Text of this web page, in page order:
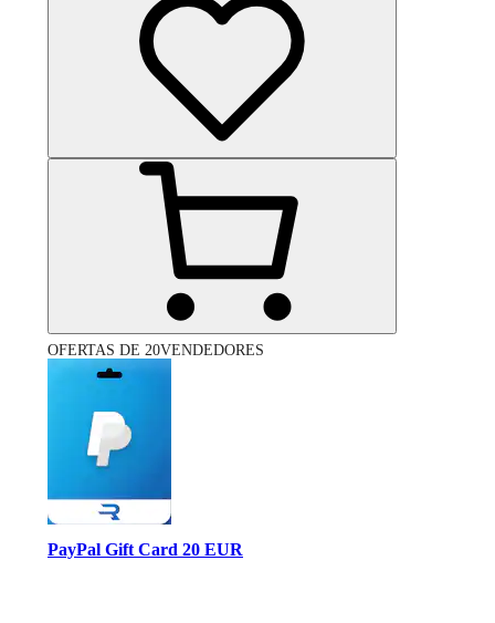
OFERTAS DE 20VENDEDORES
PayPal Gift Card 20 EUR